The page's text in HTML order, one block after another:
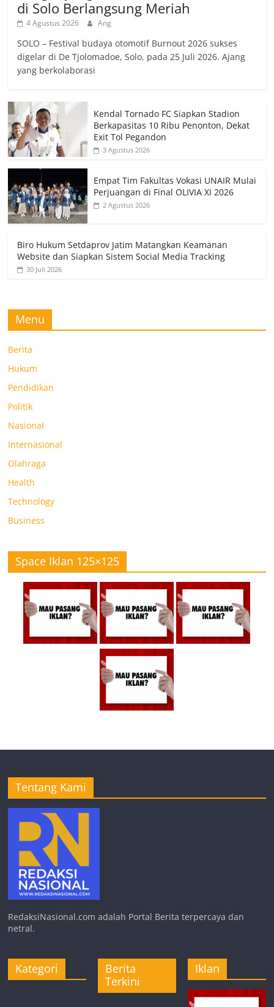
di Solo Berlangsung Meriah
4 Agustus 2026 Ang
SOLO – Festival budaya otomotif Burnout 2026 sukses
digelar di De Tjolomadoe, Solo, pada 25 Juli 2026. Ajang
yang berkolaborasi
Kendal Tornado FC Siapkan Stadion
Berkapasitas 10 Ribu Penonton, Dekat
Exit Tol Pegandon
3 Agustus 2026
Empat Tim Fakultas Vokasi UNAIR Mulai
Perjuangan di Final OLIVIA XI 2026
2 Agustus 2026
Biro Hukum Setdaprov Jatim Matangkan Keamanan
Website dan Siapkan Sistem Social Media Tracking
30 Juli 2026
Menu
Berita
Hukum
Pendidikan
Politik
Nasional
Internasional
Olahraga
Health
Technology
Business
Space Iklan 125×125
Tentang Kami
RedaksiNasional.com adalah Portal Berita terpercaya dan
netral.
Kategori
Berita
Terkini
Iklan